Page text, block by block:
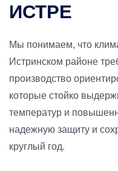
ИСТРЕ
Мы понимаем, что
Истринском районе
производство
которые стойко
температур и
надежную защиту и
круглый год.